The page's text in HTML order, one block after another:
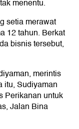
menentu.
setia merawat
12 tahun. Berkat
bisnis tersebut,
merintis
itu, Sudiyaman
Perikanan untuk
Jalan Bina